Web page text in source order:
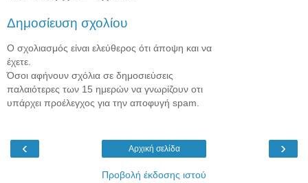
Δημοσίευση σχολίου
Ο σχολιασμός είναι ελεύθερος ότι άποψη και να
έχετε.
Όσοι αφήνουν σχόλια σε δημοσιεύσεις
παλαιότερες των 15 ημερών να γνωρίζουν οτι
υπάρχει προέλεγχος για την αποφυγή spam.
‹ ›
Αρχική σελίδα
Προβολή έκδοσης ιστού